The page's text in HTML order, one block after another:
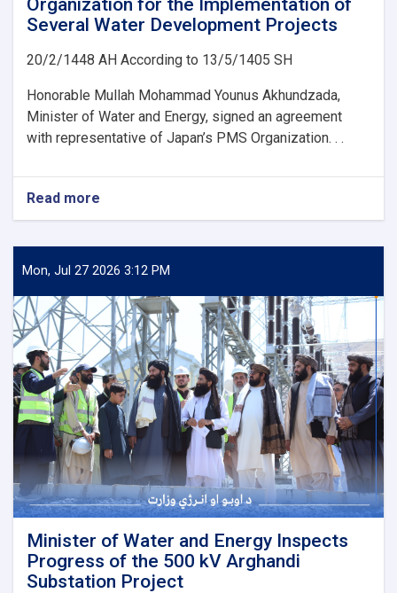
Several Water Development Projects
20/2/1448 AH According to 13/5/1405 SH
Honorable Mullah Mohammad Younus Akhundzada,
Minister of Water and Energy, signed an agreement
with representative of Japan’s PMS Organization. . .
Read more
Water
and
Signs
an
agreement
with
Japan’s
PMS
Organization
for
the
Implementation
of
Several
Water
Development
Projects
Mon, Jul 27 2026 3:12 PM
Minister of Water and Energy Inspects
Progress of the 500 kV Arghandi
Substation Project